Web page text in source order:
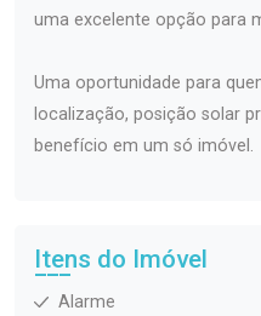
uma excelente opção para
Uma oportunidade para
localização, posição solar
benefício em um só imóvel.
Itens do Imóvel
Alarme